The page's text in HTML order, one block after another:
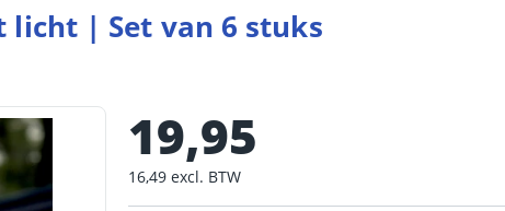
| Set van 6 stuks
19,95
16,49 excl. BTW